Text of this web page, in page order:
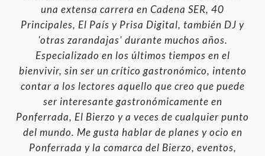
una extensa carrera en Cadena SER, 40
Principales, El País y Prisa Digital, también DJ y
'otras zarandajas' durante muchos años.
Especializado en los últimos tiempos en el
bienvivir, sin ser un crítico gastronómico, intento
contar a los lectores aquello que creo que puede
ser interesante gastronómicamente en
Ponferrada, El Bierzo y a veces de cualquier punto
del mundo. Me gusta hablar de planes y ocio en
Ponferrada y la comarca del Bierzo, eventos,